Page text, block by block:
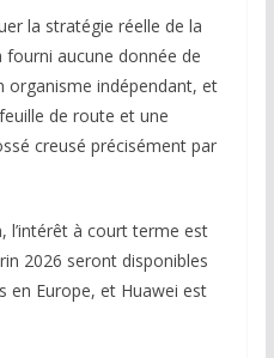
la stratégie réelle de la
fourni aucune donnée de
organisme indépendant, et
de route et une
creusé précisément par
l’intérêt à court terme est
2026 seront disponibles
en Europe, et Huawei est